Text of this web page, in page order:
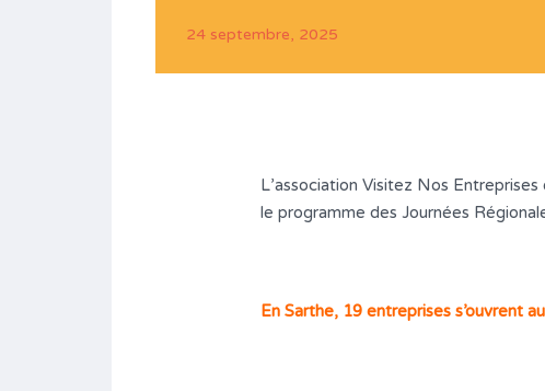
24 septembre, 2025
L’association Visitez Nos
le programme des Journées
En Sarthe, 19 entreprises s’ouvrent